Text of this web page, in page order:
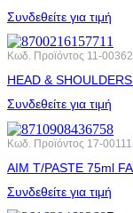
Συνδεθείτε για τιμή
Κωδ. Προϊόντος 11-00362
HEAD &
Συνδεθείτε για τιμή
Κωδ. Προϊόντος 17-00111
AIM T/PASTE 75ml
Συνδεθείτε για τιμή